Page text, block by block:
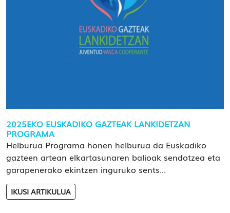
2025EKO EUSKADIKO GAZTEAK LANKIDETZAN
PROGRAMA
Helburua Programa honen helburua da Euskadiko
gazteen artean elkartasunaren balioak sendotzea eta
garapenerako ekintzen inguruko sents...
IKUSI ARTIKULUA